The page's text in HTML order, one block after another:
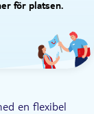
för platsen.
en flexibel